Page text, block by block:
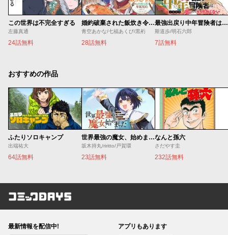
この世界は不完全すぎる
左藤真通
24話無料
婚約破棄された飯炊き令嬢の私は冷酷公爵と専属契約しました～ですが胃袋を掴んだ結果、冷たかった公爵様がどんどん優しくなっています～
青空あかな/七福あくび/黒裄
28話無料
最強出戻り中年冒険者は、今さら命なんてかけたくない
斯道歩/明石六郎
7話無料
おすすめの作品
ふたりソロキャンプ
出端祐大
64話無料
世界最強の魔女、始めました ～私だけ『攻略サイト』を見れる世界で自由に生きます～
坂木持丸/riritto/戸賀環
23話無料
なんと孫六
さだやす圭
232話無料
コミックDAYS
最新情報を配信中! アプリもあります